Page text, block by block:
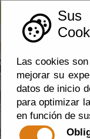
Las cookies
mejorar su
datos de inicio
para optimizar
en función de
en Almería 360